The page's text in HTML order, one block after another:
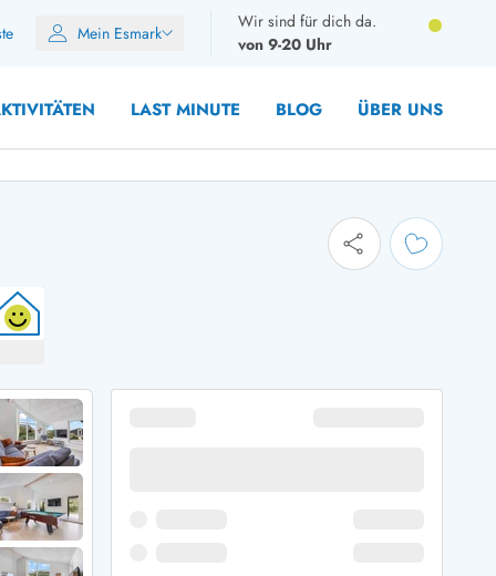
Mein Esmark
Wir sind für dich da.
von 9-20 Uhr
LAST MINUTE BLOG ÜBER UNS
Weihnachten
Silvester